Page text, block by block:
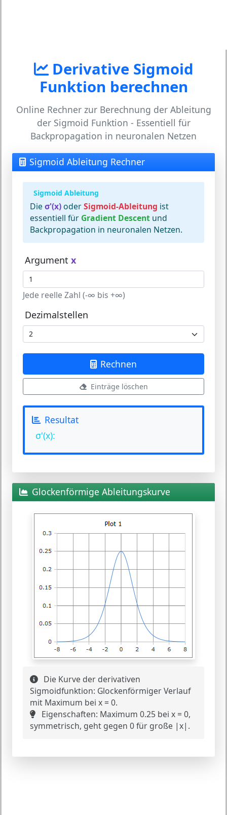
Derivative Sigmoid
Funktion berechnen
Online Rechner zur Berechnung der Ableitung
der Sigmoid Funktion - Essentiell für
Backpropagation in neuronalen Netzen
Sigmoid Ableitung Rechner
Sigmoid Ableitung
Die σ'(x)oderSigmoid-Ableitung ist
essentiell für Gradient Descent und
Backpropagation in neuronalen Netzen.
Argument x
Jede reelle Zahl (-∞ bis +∞)
Dezimalstellen
Rechnen
Einträge löschen
Resultat
σ'(x):
Glockenförmige Ableitungskurve
Die Kurve der derivativen
Sigmoidfunktion: Glockenförmiger Verlauf
mit Maximum bei x = 0.
Eigenschaften: Maximum 0.25 bei x = 0,
symmetrisch, geht gegen 0 für große |x|.